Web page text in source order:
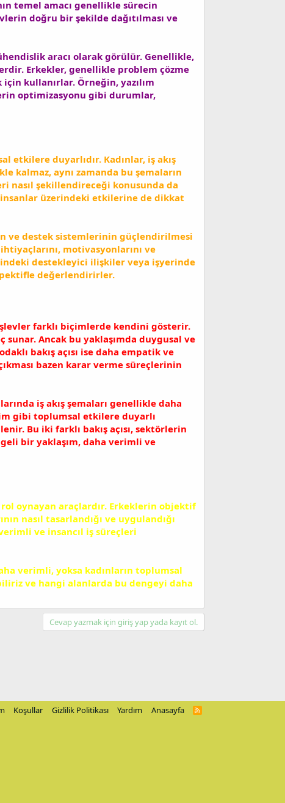
temel amacı genellikle sürecin
doğru bir şekilde dağıtılması ve
aracı olarak görülür. Genellikle,
Erkekler, genellikle problem çözme
için kullanırlar. Örneğin, yazılım
optimizasyonu gibi durumlar,
etkilere duyarlıdır. Kadınlar, iş akış
kalmaz, aynı zamanda bu şemaların
nasıl şekillendireceği konusunda da
üzerindeki etkilerine de dikkat
ve destek sistemlerinin güçlendirilmesi
motivasyonlarını ve
destekleyici ilişkiler veya işyerinde
değerlendirirler.
işlevler farklı biçimlerde kendini gösterir.
Ancak bu yaklaşımda duygusal ve
bakış açısı ise daha empatik ve
bazen karar verme süreçlerinin
iş akış şemaları genellikle daha
gibi toplumsal etkilere duyarlı
Bu iki farklı bakış açısı, sektörlerin
bir yaklaşım, daha verimli ve
rol oynayan araçlardır. Erkeklerin objektif
nasıl tasarlandığı ve uygulandığı
ve insancıl iş süreçleri
verimli, yoksa kadınların toplumsal
ve hangi alanlarda bu dengeyi daha
Cevap yazmak için giriş yap yada kayıt ol.
Koşullar Gizlilik Politikası Yardım Anasayfa
R